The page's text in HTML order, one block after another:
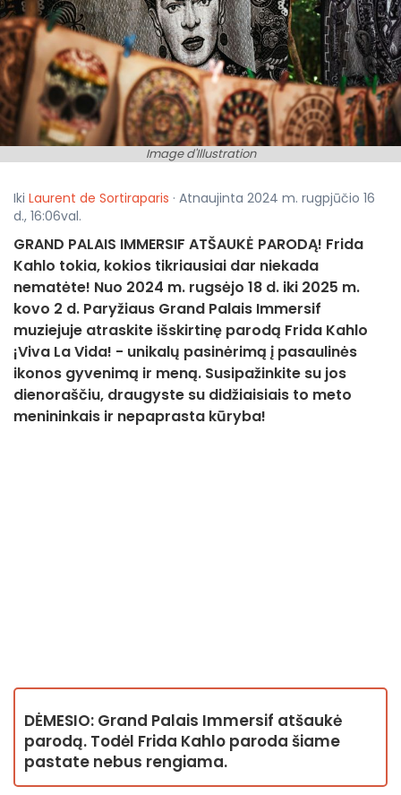
Image d'Illustration
Iki Laurent de Sortiraparis · Atnaujinta 2024 m. rugpjūčio 16
d., 16:06val.
GRAND PALAIS IMMERSIF ATŠAUKĖ PARODĄ! Frida
Kahlo tokia, kokios tikriausiai dar niekada
nematėte! Nuo 2024 m. rugsėjo 18 d. iki 2025 m.
kovo 2 d. Paryžiaus Grand Palais Immersif
muziejuje atraskite išskirtinę parodą Frida Kahlo
¡Viva La Vida! - unikalų pasinėrimą į pasaulinės
ikonos gyvenimą ir meną. Susipažinkite su jos
dienoraščiu, draugyste su didžiaisiais to meto
menininkais ir nepaprasta kūryba!
DĖMESIO: Grand Palais Immersif atšaukė
parodą. Todėl Frida Kahlo paroda šiame
pastate nebus rengiama.